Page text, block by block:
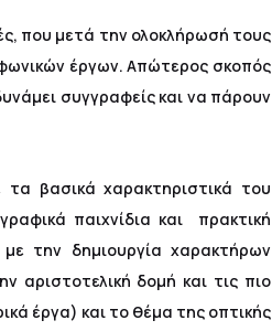
που μετά την ολοκλήρωσή τους
έργων. Απώτερος σκοπός
συγγραφείς και να πάρουν
βασικά χαρακτηριστικά του
παιχνίδια και πρακτική
την δημιουργία χαρακτήρων
δομή και τις πιο
έργα) και το θέμα της οπτικής